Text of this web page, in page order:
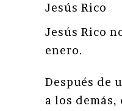
Jesús Rico
Jesús Rico
enero.
Después de
a los demás,